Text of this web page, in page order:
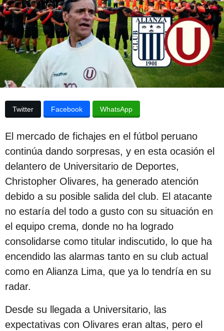
e
l
a
p
u
b
l
i
a
c
i
ó
n
2
a
ñ
o
s
d
e
s
e
s
d
e
l
a
p
u
b
ó
n
Twitter Facebook WhatsApp
El mercado de fichajes en el fútbol peruano
continúa dando sorpresas, y en esta ocasión el
delantero de Universitario de Deportes,
Christopher Olivares, ha generado atención
debido a su posible salida del club. El atacante
no estaría del todo a gusto con su situación en
el equipo crema, donde no ha logrado
consolidarse como titular indiscutido, lo que ha
encendido las alarmas tanto en su club actual
como en Alianza Lima, que ya lo tendría en su
radar.
Desde su llegada a Universitario, las
expectativas con Olivares eran altas, pero el